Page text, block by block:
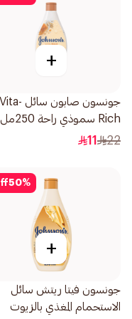
+
جونسون صابون سائل Vita-
Rich سموذي راحة 250مل
22
11
50%
+
جونسون فيتا ريتش سائل
الاستحمام المغذي بالزيوت